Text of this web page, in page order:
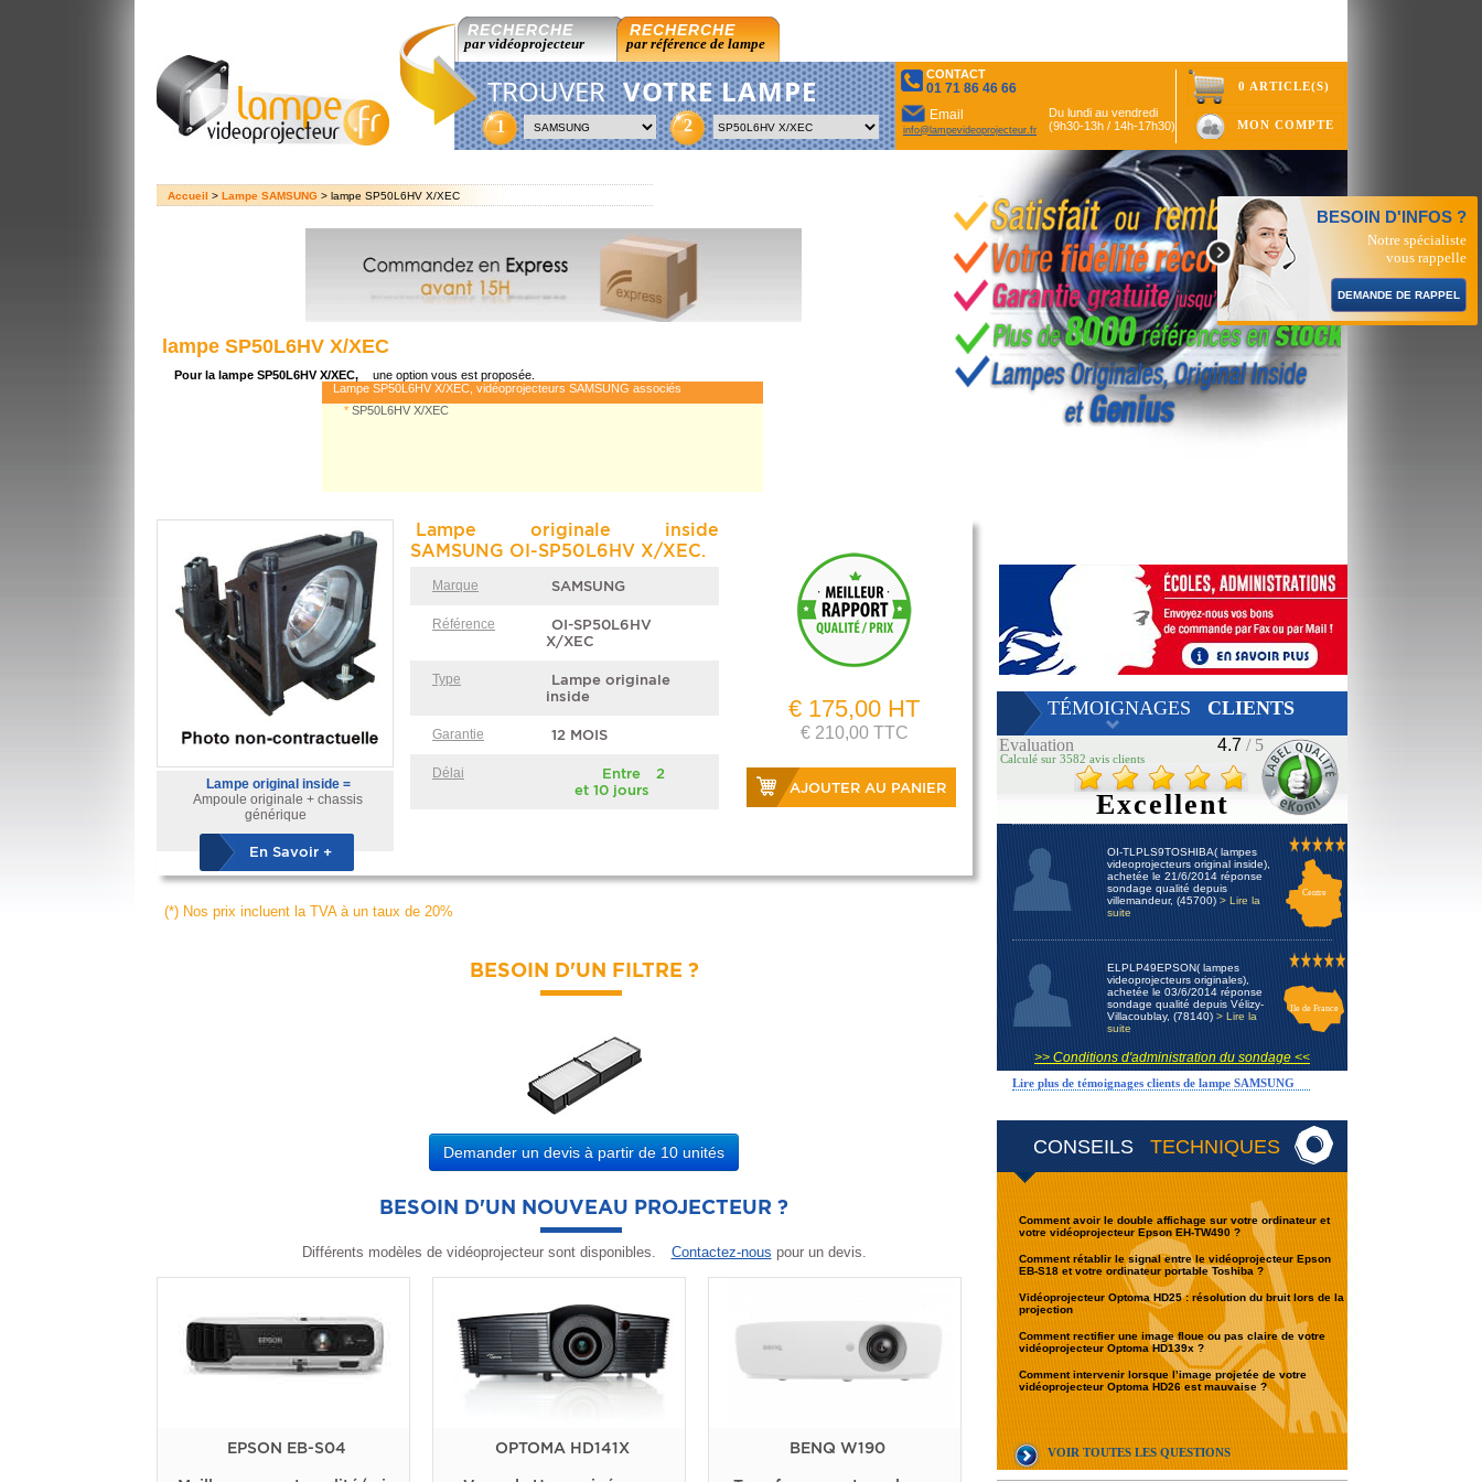
RECHERCHE
par vidéoprojecteur
RECHERCHE
par référence de lampe
TROUVER VOTRE LAMPE
1 2
CONTACT
01 71 86 46 66
Email
info@lampevideoprojecteur.fr
Du lundi au vendredi
(9h30-13h / 14h-17h30)
0 ARTICLE(S)
MON COMPTE
Accueil > Lampe SAMSUNG > lampe SP50L6HV X/XEC
CONSEILS TECHNIQUES
BESOIN D'INFOS ?
Notre spécialiste
vous rappelle
DEMANDE DE RAPPEL
Comment avoir le double affichage sur votre ordinateur et
votre vidéoprojecteur Epson EH-TW490 ?
Comment rétablir le signal entre le vidéoprojecteur Epson
EB-S18 et votre ordinateur portable Toshiba ?
Vidéoprojecteur Optoma HD25 : résolution du bruit lors de la
projection
Comment rectifier une image floue ou pas claire de votre
vidéoprojecteur Optoma HD139x ?
Comment intervenir lorsque l’image projetée de votre
vidéoprojecteur Optoma HD26 est mauvaise ?
VOIR TOUTES LES QUESTIONS
TÉMOIGNAGES CLIENTS
Evaluation 4.7 / 5
Calculé sur 3582 avis clients
Excellent
OI-TLPLS9TOSHIBA( lampes
videoprojecteurs original inside),
achetée le 21/6/2014 réponse
sondage qualité depuis
villemandeur, (45700) > Lire la
suite
Centre
ELPLP49EPSON( lampes
videoprojecteurs originales),
achetée le 03/6/2014 réponse
sondage qualité depuis Vélizy-
Villacoublay, (78140) > Lire la
suite
Ile de France
>> Conditions d'administration du sondage <<
Lire plus de témoignages clients de lampe SAMSUNG
lampe SP50L6HV X/XEC
Pour la lampe SP50L6HV X/XEC,
une option vous est proposée.
Lampe SP50L6HV X/XEC, vidéoprojecteurs SAMSUNG associés
* SP50L6HV X/XEC
Lampe original inside =
Ampoule originale + chassis
générique
En Savoir +
Lampe originale inside
SAMSUNG OI-SP50L6HV X/XEC.
Marque SAMSUNG
Référence
OI-SP50L6HV
X/XEC
Type
Lampe originale
inside
Garantie 12 MOIS
Délai
Entre 2
et 10 jours
€ 175,00 HT
€ 210,00 TTC
AJOUTER AU PANIER
(*) Nos prix incluent la TVA à un taux de 20%
BESOIN D'UN FILTRE ?
Demander un devis à partir de 10 unités
BESOIN D'UN NOUVEAU PROJECTEUR ?
Différents modèles de vidéoprojecteur sont disponibles. Contactez-nous pour un devis.
EPSON EB-S04 OPTOMA HD141X BENQ W190